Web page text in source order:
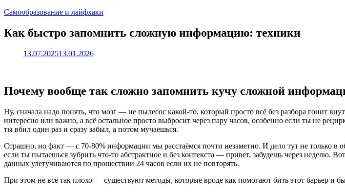
Самообразование и лайфхаки
Как быстро запомнить сложную информацию: техники
13.07.202513.01.2026
Почему вообще так сложно запомнить кучу сложной
Ну, сначала надо понять, что мозг — не пылесос какой-то, который просто всё без разбора гонит
интересно или важно, а всё остальное просто выбросит через пару часов, особенно если ты не
ты вбил один раз и сразу забыл, а потом мучаешься.
Страшно, но факт — с 70-80% информации мы расстаёмся почти незаметно. И дело тут не только в
если ты пытаешься зубрить что-то абстрактное и без контекста — привет, забудешь через неделю.
данных улетучиваются по прошествии 24 часов если их не повторять.
При этом не всё так плохо — существуют методы, которые вроде как помогают бить этот барьер и